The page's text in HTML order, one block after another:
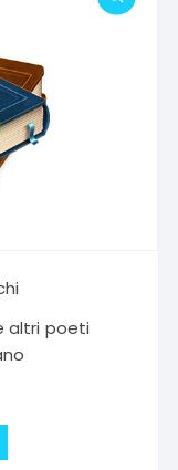
altri poeti